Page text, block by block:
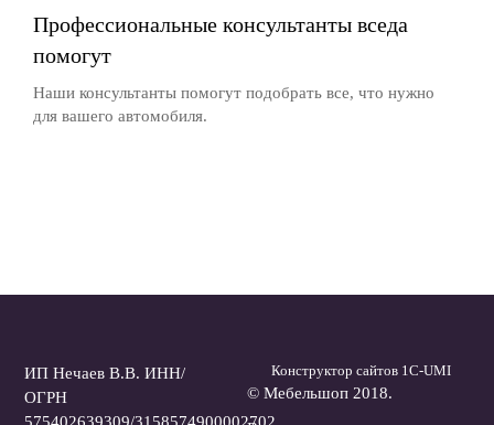
Профессиональные консультанты вседа
помогут
Наши консультанты помогут подобрать все, что нужно
для вашего автомобиля.
ИП Нечаев В.В. ИНН/
ОГРН
Конструктор сайтов 1С-UMI
© Мебельшоп 2018.